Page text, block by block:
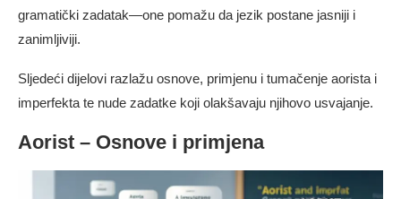
gramatički zadatak—one pomažu da jezik postane jasniji i
zanimljiviji.
Sljedeći dijelovi razlažu osnove, primjenu i tumačenje aorista i
imperfekta te nude zadatke koji olakšavaju njihovo usvajanje.
Aorist – Osnove i primjena